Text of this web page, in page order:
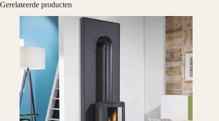
Gerelateerde producten